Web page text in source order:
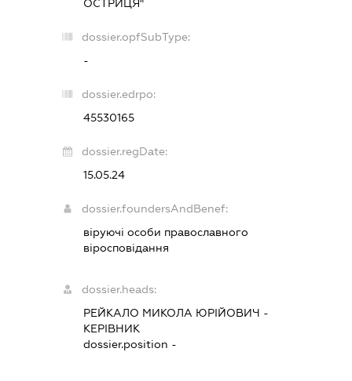
ОСТРИЦЯ"
dossier.opfSubType:
-
dossier.edrpo:
45530165
dossier.regDate:
15.05.24
dossier.foundersAndBenef:
віруючі особи православного
віросповідання
dossier.heads:
РЕЙКАЛО МИКОЛА ЮРІЙОВИЧ -
КЕРІВНИК
dossier.position -